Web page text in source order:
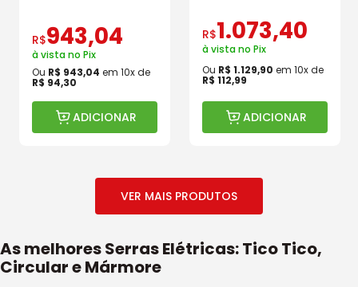
R$943,04
à vista no Pix
Ou R$ 943,04 em 10x de
R$ 94,30
ADICIONAR
R$1.073,40
à vista no Pix
Ou R$ 1.129,90 em 10x de
R$ 112,99
ADICIONAR
As melhores Serras Elétricas: Tico Tico,
Circular e Mármore